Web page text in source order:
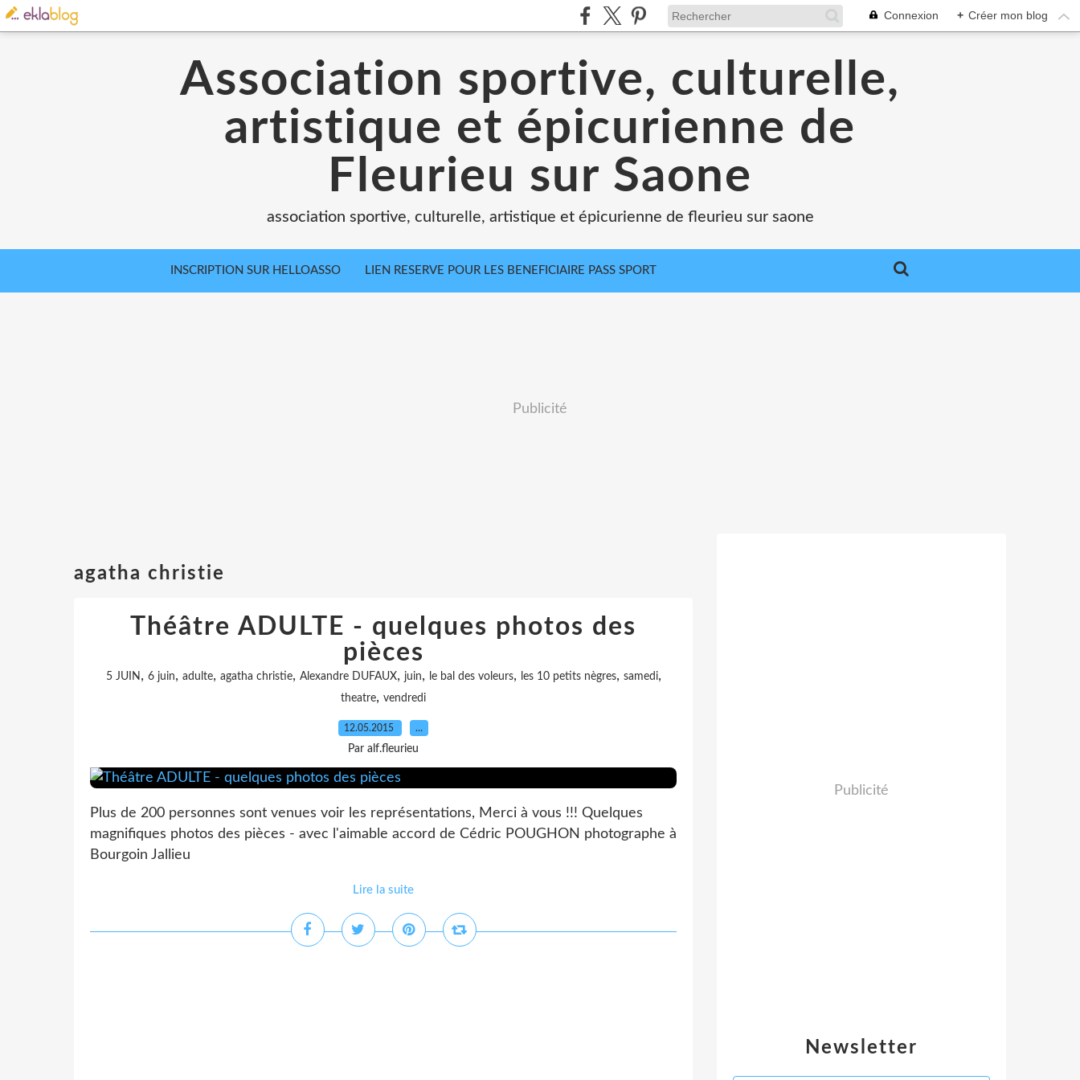
Connexion + Créer mon blog
Association sportive, culturelle,
artistique et épicurienne de
Fleurieu sur Saone
association sportive, culturelle, artistique et épicurienne de fleurieu sur saone
INSCRIPTION SUR HELLOASSO LIEN RESERVE POUR LES BENEFICIAIRE PASS SPORT
Publicité
agatha christie
Théâtre ADULTE - quelques photos des
pièces
5 JUIN , 6 juin, adulte, agatha christie, Alexandre DUFAUX, juin, le bal des voleurs, les 10 petits nègres, samedi,
theatre, vendredi
12.05.2015 …
Par alf.fleurieu
Plus de 200 personnes sont venues voir les représentations, Merci à vous !!! Quelques
magnifiques photos des pièces - avec l'aimable accord de Cédric POUGHON photographe à
Bourgoin Jallieu
Lire la suite
Newsletter
Publicité